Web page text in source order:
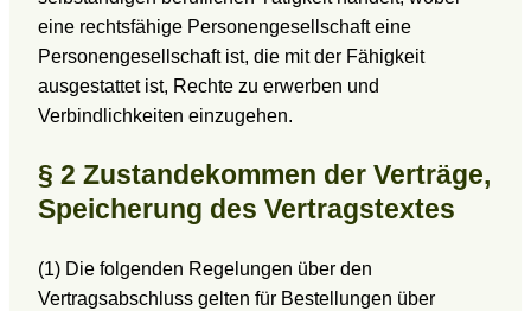
eine rechtsfähige Personengesellschaft eine
Personengesellschaft ist, die mit der Fähigkeit
ausgestattet ist, Rechte zu erwerben und
Verbindlichkeiten einzugehen.
§ 2 Zustandekommen der Verträge,
Speicherung des Vertragstextes
(1) Die folgenden Regelungen über den
Vertragsabschluss gelten für Bestellungen über